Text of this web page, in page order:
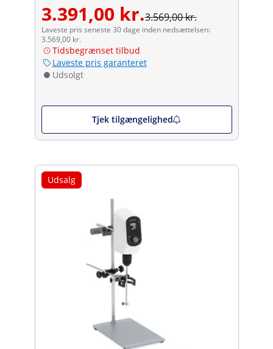
3.391,00 kr.3.569,00 kr.
Laveste pris seneste 30 dage inden nedsættelsen:
3.569,00 kr.
Tidsbegrænset tilbud
Laveste pris garanteret
Udsolgt
Tjek tilgængelighed
Udsalg